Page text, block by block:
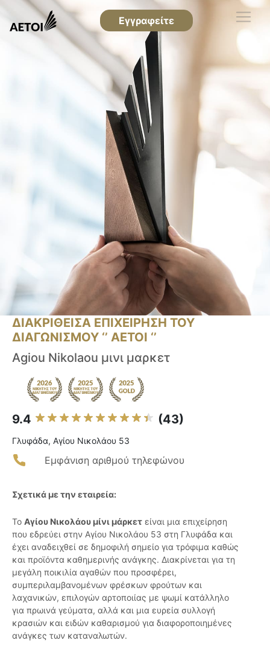
Εγγραφείτε
ΔΙΑΚΡΙΘΕΙΣΑ ΕΠΙΧΕΙΡΗΣΗ ΤΟΥ
ΔΙΑΓΩΝΙΣΜΟΥ ‘’ ΑΕΤΟΙ ‘’
Agiou Nikolaou μινι μαρκετ
9.4 (43)
Γλυφάδα, Αγίου Νικολάου 53
Εμφάνιση αριθμού τηλεφώνου
Σχετικά με την εταιρεία:
Το Αγίου Νικολάου μίνι μάρκετ είναι μια επιχείρηση
που εδρεύει στην Αγίου Νικολάου 53 στη Γλυφάδα και
έχει αναδειχθεί σε δημοφιλή σημείο για τρόφιμα καθώς
και προϊόντα καθημερινής ανάγκης. Διακρίνεται για τη
μεγάλη ποικιλία αγαθών που προσφέρει,
συμπεριλαμβανομένων φρέσκων φρούτων και
λαχανικών, επιλογών αρτοποιίας με ψωμί κατάλληλο
για πρωινά γεύματα, αλλά και μια ευρεία συλλογή
κρασιών και ειδών καθαρισμού για διαφοροποιημένες
ανάγκες των καταναλωτών.